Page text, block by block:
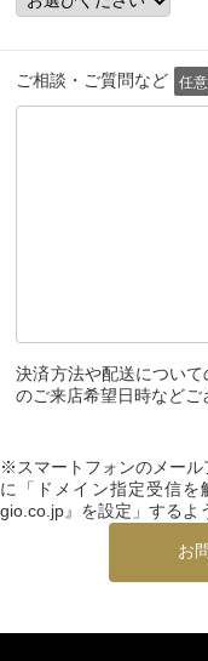
ご相談・ご質問など 任意
決済方法や配送につい
のご来店希望日時などご
※スマートフォンのメール
に「ドメイン指定受信を
gio.co.jp』を設定」するよ